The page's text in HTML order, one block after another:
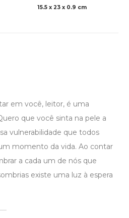
15.5 x 23 x 0.9 cm
em você, leitor, é uma
que você sinta na pele a
vulnerabilidade que todos
momento da vida. Ao contar
a cada um de nós que
existe uma luz à espera